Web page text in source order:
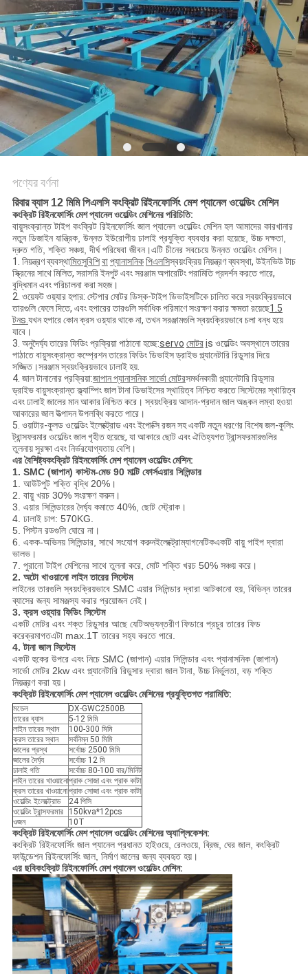
সাইট
ম্যাপ
PRIVACY
POLICY
পণ্যের বর্ণনা
রিবার ব্যাস 12 মিমি পিএলসি কংক্রিট রিইনফোর্সিং মেশ প্যানেল ওয়েল্ডিং মেশিন
কংক্রিট রিইনফোর্সিং মেশ প্যানেল ওয়েল্ডিং মেশিনের পরিচিতি:
বায়ুসংক্রান্ত টাইপ কংক্রিট রিইনফোর্সিং জাল প্যানেল ওয়েল্ডিং মেশিন হল আমাদের কারখানার
নতুন ডিজাইন যান্ত্রিক, উন্নত ইউরোপীয় ঢালাই প্রযুক্তি ব্যবহার করা হয়েছে, উচ্চ দক্ষতা,
দ্রুত গতি, শক্তি সঞ্চয়, দীর্ঘ পরিষেবা জীবন।এটি চীনের সবচেয়ে উন্নত ওয়েল্ডিং মেশিন।
1. নিয়ন্ত্রণ ব্যবস্থামিতসুবিশিবাপ্যানাসনিকপিএলসিস্বয়ংক্রিয় নিয়ন্ত্রণ ব্যবস্থা, উইনভিউ টাচ
স্ক্রিনের সাথে মিলিত, সরাসরি ইনপুট এবং সরঞ্জাম অপারেটিং পরামিতি প্রদর্শন করতে পারে,
বুদ্ধিমান এবং পরিচালনা করা সহজ।
2. ওয়েফট ওয়্যার হপার: স্টেপার মোটর ডিস্ক-টাইপ ডিভাইসটিকে চালিত করে স্বয়ংক্রিয়ভাবে
তারগুলি ফেলে দিতে, এবং হপারের তারগুলি সর্বাধিক পরিমাণে সংরক্ষণ করার ক্ষমতা রয়েছে1.5
টনs.যখন হপারে কোন ক্রস ওয়্যার থাকে না, তখন সরঞ্জামগুলি স্বয়ংক্রিয়ভাবে চলা বন্ধ হয়ে
যাবে।
3. অনুদৈর্ঘ্য তারের ফিডিং প্রক্রিয়া পাঠানো হচ্ছে:servo মোটরis ওয়েল্ডিং অবস্থানে তারের
পাঠাতে বায়ুসংক্রান্ত কম্প্রেশন তারের ফিডিং ডিভাইস ড্রাইভ প্ল্যানেটারি রিডুসার দিয়ে
সজ্জিত।সরঞ্জাম স্বয়ংক্রিয়ভাবে ঢালাই হয়.
4. জাল টানানোর প্রক্রিয়া:জাপান প্যানাসনিক সার্ভো মোটরসমর্থনকারী প্ল্যানেটারি রিডুসার
ড্রাইভ বায়ুসংক্রান্ত ক্ল্যাম্পিং জাল টানা ডিভাইসের স্থায়িত্ব নিশ্চিত করতে সিস্টেমের স্থায়িত্ব
এবং ঢালাই জালের মান আকার নিশ্চিত করে। স্বয়ংক্রিয় আদান-প্রদান জাল অঙ্কন লম্বা হওয়া
আকারের জাল উত্পাদন উপলব্ধি করতে পারে।
5. ওয়াটার-কুলড ওয়েল্ডিং ইলেক্ট্রোড এবং ইপোক্সি রজন সহ একটি নতুন ধরণের বিশেষ জল-কুলিং
ট্রান্সফরমার ওয়েল্ডিং জাল গৃহীত হয়েছে, যা আকারে ছোট এবং ঐতিহ্যগত ট্রান্সফরমারগুলির
তুলনায় সুরক্ষা এবং নির্ভরযোগ্যতায় বেশি।
এর বৈশিষ্ট্যকংক্রিট রিইনফোর্সিং মেশ প্যানেল ওয়েল্ডিং মেশিন:
1. SMC (জাপান) কাস্টম-মেড 90 মাল্টি ফোর্সএয়ার সিলিন্ডার
1. আউটপুট শক্তি বৃদ্ধি 20%।
2. বায়ু খরচ 30% সংরক্ষণ করুন।
3. এয়ার সিলিন্ডারের দৈর্ঘ্য কমাতে 40%, ছোট স্ট্রোক।
4. ঢালাই চাপ: 570KG.
5. পিস্টন রডগুলি ঘোরে না।
6. একক-অভিনয় সিলিন্ডার, সাথে সংযোগ করুনইলেক্ট্রোম্যাগনেটিকএকটি বায়ু পাইপ দ্বারা
ভালভ।
7. পুরানো টাইপ মেশিনের সাথে তুলনা করে, মোট শক্তি খরচ 50% সঞ্চয় করে।
2. অটো খাওয়ানো লাইন তারের সিস্টেম
লাইনের তারগুলি স্বয়ংক্রিয়ভাবে SMC এয়ার সিলিন্ডার দ্বারা আটকানো হয়, বিভিন্ন তারের
ব্যাসের জন্য সামঞ্জস্য করার প্রয়োজন নেই।
3. ক্রস ওয়্যার ফিডিং সিস্টেম
একটি মোটর এবং শক্ত রিডুসার আছে যেটিঅভ্যন্তরীণ ফিডারে প্রচুর তারের ফিড
করেক্রমাগতএটা max.1T তারের সহ্য করতে পারে.
4. টানা জাল সিস্টেম
একটি হুকের উপরে এবং নিচে SMC (জাপান) এয়ার সিলিন্ডার এবং প্যানাসনিক (জাপান)
সার্ভো মোটর 2kw এবং প্ল্যানেটারি রিডুসার দ্বারা জাল টানা, উচ্চ নির্ভুলতা, বড় শক্তি
নিয়ন্ত্রণ করা হয়।
কংক্রিট রিইনফোর্সিং মেশ প্যানেল ওয়েল্ডিং মেশিনের প্রযুক্তিগত পরামিতি:
মডেল
DX-GWC2500B
তারের ব্যাস
5-12 মিমি
লাইন তারের স্থান
100-300 মিমি
ক্রস তারের স্থান
সর্বনিম্ন 50 মিমি
জালের প্রস্থ
সর্বোচ্চ 2500 মিমি
জালের দৈর্ঘ্য
সর্বোচ্চ 12 মি
ঢালাই গতি
সর্বোচ্চ 80-100 বার/মিনিট
লাইন তারের খাওয়ানোপ্রাক সোজা এবং প্রাক কাটা
ক্রস তারের খাওয়ানোপ্রাক সোজা এবং প্রাক কাটা
ওয়েল্ডিং ইলেক্ট্রোড
24 পিসি
ওয়েল্ডিং ট্রান্সফরমার
150kva*12pcs
ওজন
10T
কংক্রিট রিইনফোর্সিং মেশ প্যানেল ওয়েল্ডিং মেশিনের অ্যাপ্লিকেশন:
কংক্রিট রিইনফোর্সিং জাল প্যানেল প্রধানত হাইওয়ে, রেলওয়ে, ব্রিজ, ঘের জাল, কংক্রিট
ফাউন্ডেশন রিইনফোর্সিং জাল, নির্মাণ জালের জন্য ব্যবহৃত হয়।
এর ছবিকংক্রিট রিইনফোর্সিং মেশ প্যানেল ওয়েল্ডিং মেশিন: